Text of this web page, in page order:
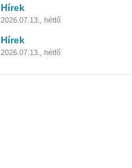
Hírek
2026.07.13., hétfő
Hírek
2026.07.13., hétfő